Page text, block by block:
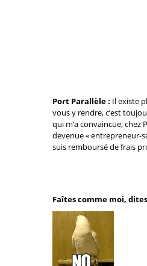
Port Parallèle : Il existe
vous y rendre, c’est
qui m’a convaincue, chez
devenue « entrepreneur-
suis remboursé de frais
Faîtes comme moi,